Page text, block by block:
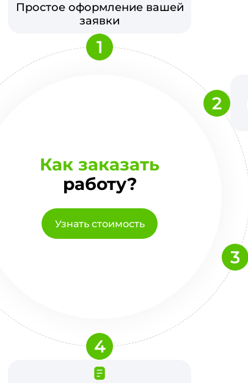
Как заказать
работу?
Узнать стоимость
Простое оформление вашей
заявки
1
2
3
4